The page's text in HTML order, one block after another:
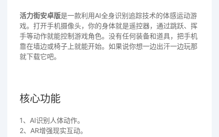
活力街安卓版是一款利用AI全身识别追踪技术的体感运动游
戏。打开手机摄像头，你的身体就是遥控器，通过跳跃、挥
手等动作就能控制游戏角色。没有任何装备和道具，把手机
靠在墙边或椅子上就能开始。如果说你想一边出汗一边玩那
就下载它吧。
核心功能
1、AI识别人体动作。
2、AR增强现实互动。